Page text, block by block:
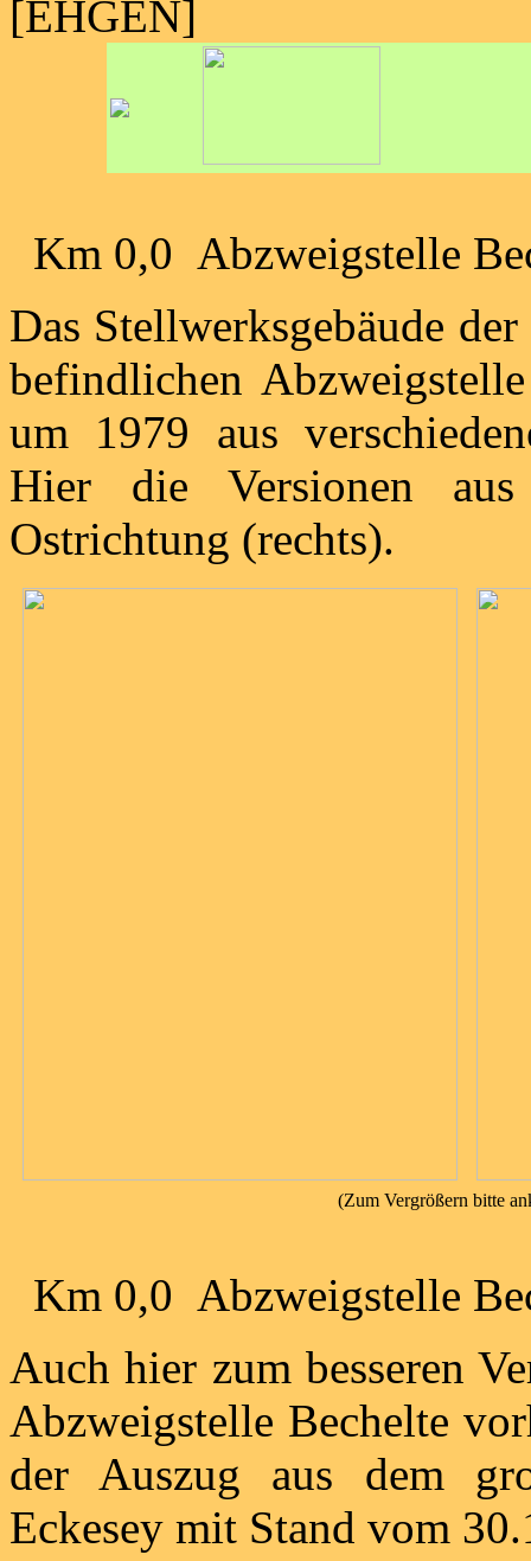
[EHGEN]
Km 0,0 Abzweigstelle
Das Stellwerksgebäude
befindlichen
um 1979 aus
Hier die Versionen
Ostrichtung (rechts).
(Zum Vergrößern bitte
Km 0,0 Abzweigstelle
Auch hier zum besseren
Abzweigstelle Bechelte
der Auszug aus dem
Eckesey mit Stand vom